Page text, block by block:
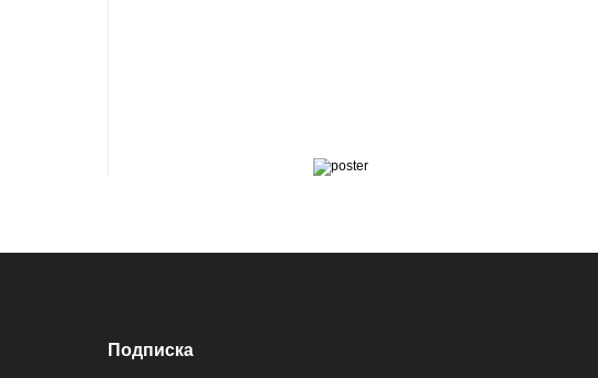
Подписка